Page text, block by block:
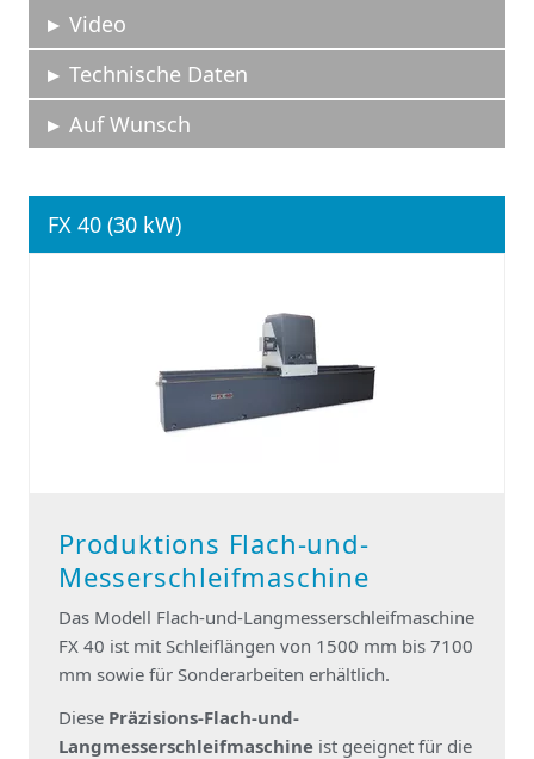
Video
Technische Daten
Auf Wunsch
FX 40 (30 kW)
Produktions Flach-und-
Messerschleifmaschine
Das Modell Flach-und-Langmesserschleifmaschine
FX 40 ist mit Schleiflängen von 1500 mm bis 7100
mm sowie für Sonderarbeiten erhältlich.
Diese Präzisions-Flach-und-
Langmesserschleifmaschine ist geeignet für die